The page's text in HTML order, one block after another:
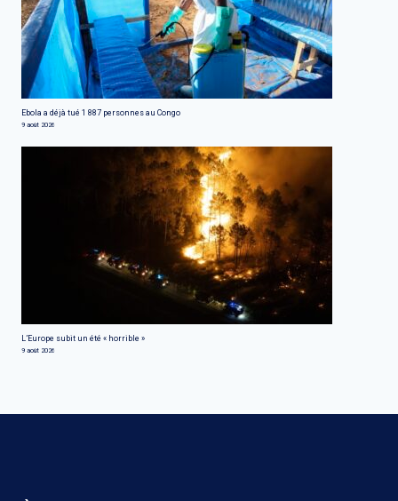
Ebola a déjà tué 1 887 personnes au Congo
9 août 2026
L’Europe subit un été « horrible »
9 août 2026